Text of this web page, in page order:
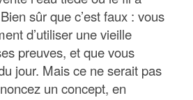
sûr que c’est faux : vous
d’utiliser une vieille
preuves, et que vous
jour. Mais ce ne serait pas
un concept, en